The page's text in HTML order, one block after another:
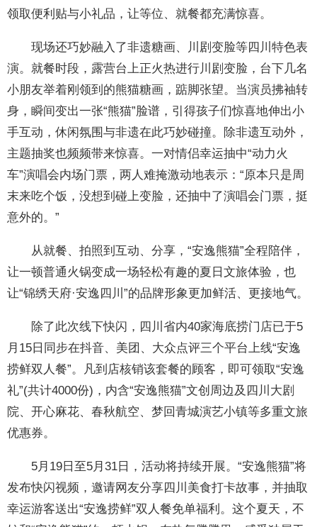
领取便利贴与小礼品，让等位、就餐都充满惊喜。
现场还巧妙融入了非遗糖画、川剧变脸等四川特色表
演。就餐时段，露营台上正火热进行川剧变脸，台下几名
小朋友举着刚领到的熊猫糖画，踮脚张望。当演员拂袖转
身，瞬间变出一张“熊猫”脸谱，引得孩子们惊喜地伸出小
手互动，休闲氛围与非遗在此巧妙碰撞。除非遗互动外，
主题抽奖也频频带来惊喜。一对情侣幸运抽中“动力火
车”演唱会内场门票，两人难掩激动地表示：“原本只是周
末来吃个饭，没想到碰上变脸，还抽中了演唱会门票，挺
意外的。”
从就餐、拍照到互动、分享，“安逸熊猫”全程陪伴，
让一顿普通火锅变成一场轻松有趣的夏日文旅体验，也
让“锦绣天府·安逸四川”的品牌形象更加鲜活、更接地气。
除了此次线下快闪，四川省内40家海底捞门店已于5
月15日同步在抖音、美团、大众点评三个平台上线“安逸
捞鲜双人餐”。凡到店核销该套餐的顾客，即可领取“安逸
礼”(共计4000份)，内含“安逸熊猫”文创周边及四川大剧
院、开心麻花、春秋航空、梦回青城演艺小镇等多重文旅
优惠券。
5月19日至5月31日，活动将持续开展。“安逸熊猫”将
发布快闪视频，邀请网友分享四川美食打卡故事，并抽取
幸运游客送出“安逸捞鲜”双人餐免单福利。这个夏天，不